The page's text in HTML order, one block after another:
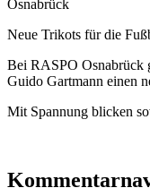
Osnabrück
Neue Trikots für die
Bei RASPO Osnabrück
Guido Gartmann einen
Mit Spannung blicken